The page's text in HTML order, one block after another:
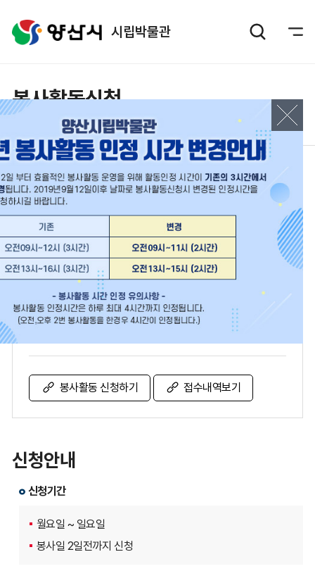
시립박물관
봉사활동신청
이용안내 봉사활동신청
봉사활동신청
봉사활동의 효율적 운영을 위하여 온라인 예약신청으로만
봉사활동 신청하기 접수내역보기
신청안내
신청기간
월요일 ~ 일요일
봉사일 2일전까지 신청